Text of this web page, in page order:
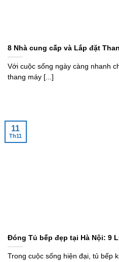
8 Nhà cung cấp và Lắp đặt
Với cuộc sống ngày càng nhanh
thang máy [...]
Đóng Tủ bếp đẹp tại Hà Nội: 9
Trong cuộc sống hiện đại, tủ bếp
11
Th11